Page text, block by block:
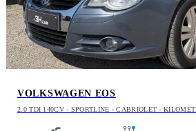
VOLKSWAGEN EOS
2.0 TDI 140CV - SPORTLINE - CABRIOLET -